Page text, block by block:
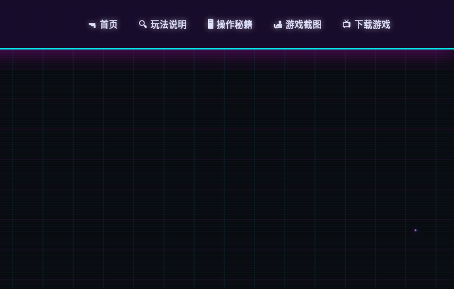
🔫 首页 🔍 玩法说明 🖥️ 操作秘籍 🛃 游戏截图 📺 下载游戏